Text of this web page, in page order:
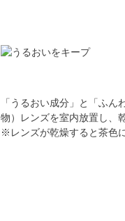
「うるおい成分」と「ふん
物）
レンズを室内放置し、
※レンズが乾燥すると茶色